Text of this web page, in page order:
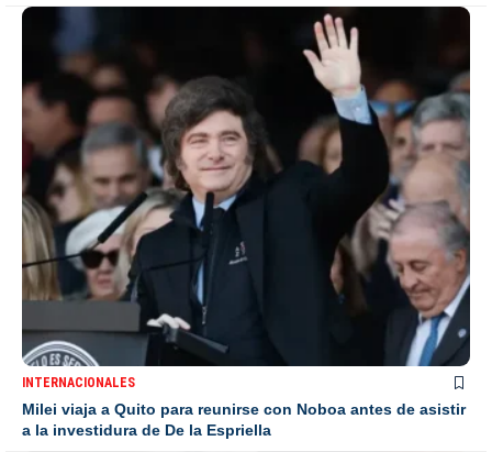
INTERNACIONALES
Milei viaja a Quito para reunirse con Noboa antes de asistir
a la investidura de De la Espriella